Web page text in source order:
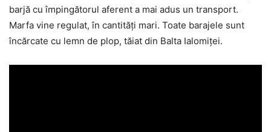
barjă cu împingătorul aferent a mai adus un transport.
Marfa vine regulat, în cantități mari. Toate barajele sunt
încărcate cu lemn de plop, tăiat din Balta Ialomiței.